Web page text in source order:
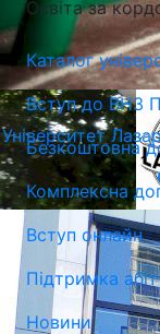
Університет
Освіта за
Каталог
Вступ до ВНЗ
Безкоштовна
Комплексна
Вступ онлайн
Підтримка
Новини